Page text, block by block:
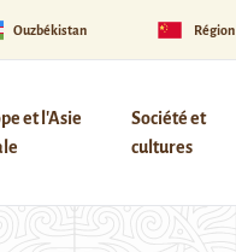
Ouzbékistan
et l'Asie
Société et
cultures